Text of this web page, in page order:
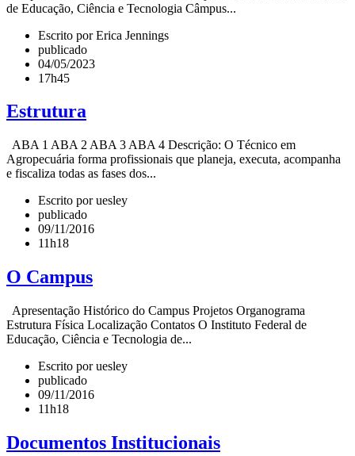
de Educação, Ciência e Tecnologia Câmpus...
Escrito por Erica Jennings
publicado
04/05/2023
17h45
Estrutura
ABA 1 ABA 2 ABA 3 ABA 4 Descrição: O Técnico em
Agropecuária forma profissionais que planeja, executa, acompanha
e fiscaliza todas as fases dos...
Escrito por uesley
publicado
09/11/2016
11h18
O Campus
Apresentação Histórico do Campus Projetos Organograma
Estrutura Física Localização Contatos O Instituto Federal de
Educação, Ciência e Tecnologia de...
Escrito por uesley
publicado
09/11/2016
11h18
Documentos Institucionais